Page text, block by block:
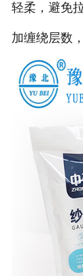
轻柔，避免
加缠绕层数